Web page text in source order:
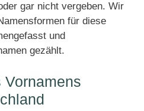
gar nicht vergeben. Wir
für diese
und
gezählt.
Vornamens